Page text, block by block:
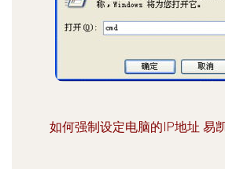
如何强制设定电脑的IP地址 易